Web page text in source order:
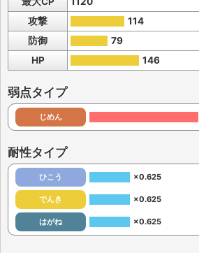
攻撃
114
防御
79
HP
146
弱点タイプ
じめん
耐性タイプ
ひこう ×0.625
でんき ×0.625
はがね ×0.625